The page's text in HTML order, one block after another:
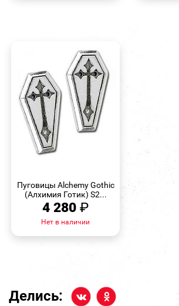
Пуговицы Alchemy Gothic
(Алхимия Готик) S2...
4 280 ₽
Нет в наличии
Делись: